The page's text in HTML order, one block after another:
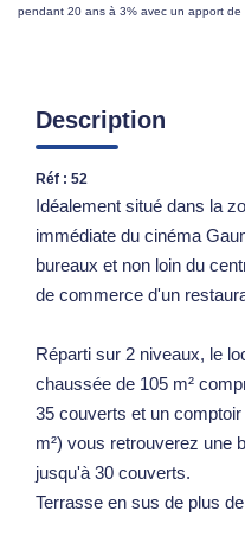
pendant 20 ans à 3% avec un apport de
Description
Réf : 52
Idéalement situé dans la
immédiate du cinéma
bureaux et non loin du
de commerce d'un
Réparti sur 2 niveaux, le
chaussée de 105 m²
35 couverts et un
m²) vous retrouverez une
jusqu'à 30 couverts.
Terrasse en sus de plus